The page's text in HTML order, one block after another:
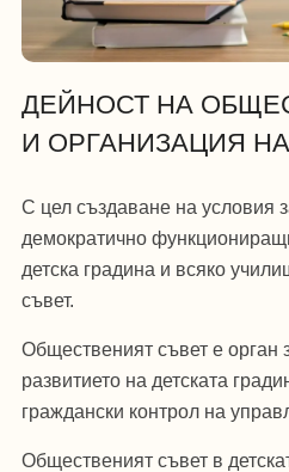
ДЕЙНОСТ НА
И ОРГАНИЗАЦИЯ
С цел създаване на условия
демократично
детска градина и всяко
съвет.
Общественият съвет е орган
развитието на детската
граждански контрол на
Общественият съвет в